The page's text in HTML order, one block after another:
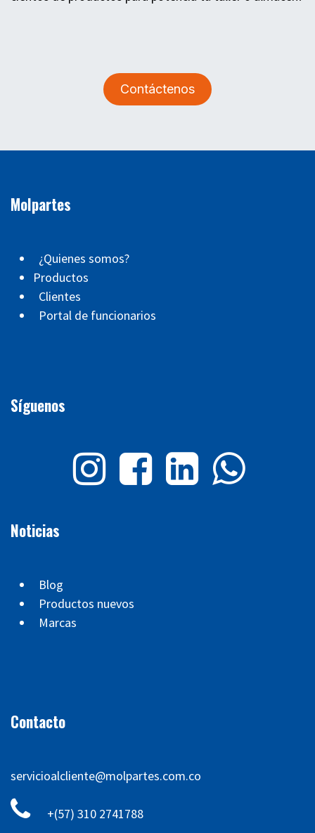
Contáctenos
Molpartes
¿Quienes somos?
Productos
Clientes
Portal de funcionarios
Síguenos
Noticias
Blog
Productos nuevos
Marcas
Contacto
servicioalcliente@molpartes.com.co
+(57) 310 2741788